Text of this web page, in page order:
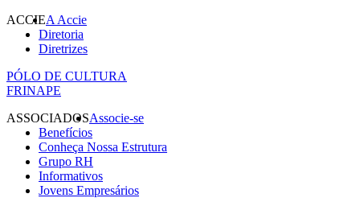
ACCIEA Accie
Diretoria
Diretrizes
PÓLO DE CULTURA
FRINAPE
ASSOCIADOSAssocie-se
Benefícios
Conheça Nossa Estrutura
Grupo RH
Informativos
Jovens Empresários